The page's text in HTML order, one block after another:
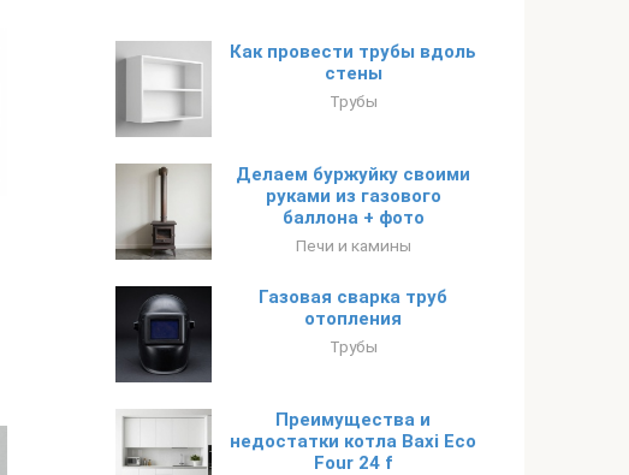
Как провести трубы вдоль
стены
Трубы
Делаем буржуйку своими
руками из газового
баллона + фото
Печи и камины
Газовая сварка труб
отопления
Трубы
Преимущества и
недостатки котла Baxi Eco
Four 24 f